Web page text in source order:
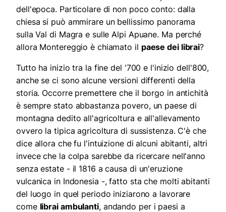
dell'epoca. Particolare di non poco conto: dalla
chiesa si può ammirare un bellissimo panorama
sulla Val di Magra e sulle Alpi Apuane. Ma perché
allora Montereggio è chiamato il paese dei librai?
Tutto ha inizio tra la fine del '700 e l'inizio dell'800,
anche se ci sono alcune versioni differenti della
storia. Occorre premettere che il borgo in antichità
è sempre stato abbastanza povero, un paese di
montagna dedito all'agricoltura e all'allevamento
ovvero la tipica agricoltura di sussistenza. C'è che
dice allora che fu l'intuizione di alcuni abitanti, altri
invece che la colpa sarebbe da ricercare nell'anno
senza estate - il 1816 a causa di un'eruzione
vulcanica in Indonesia -, fatto sta che molti abitanti
del luogo in quel periodo iniziarono a lavorare
come librai ambulanti, andando per i paesi a